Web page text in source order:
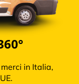
in Italia,